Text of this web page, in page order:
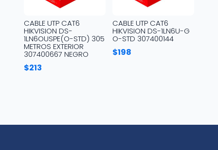
CABLE UTP CAT6
HIKVISION DS-
1LN6OUSPE(O-STD) 305
METROS EXTERIOR
307400667 NEGRO
$213
CABLE UTP CAT6
HIKVISION DS-1LN6U-G
O-STD 307400144
$198